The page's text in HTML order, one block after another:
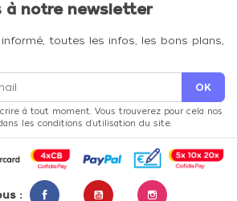
à notre newsletter
informé, toutes les infos, les bons plans,
à tout moment. Vous trouverez pour cela nos
les conditions d'utilisation du site.
: